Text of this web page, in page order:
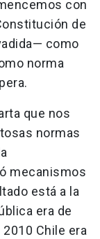
con
de
como
norma
que nos
normas
mecanismos
está a la
era de
Chile era